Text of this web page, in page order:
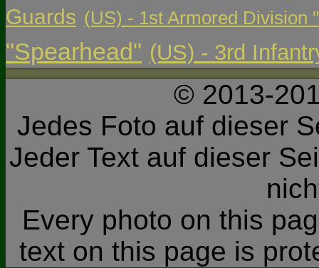
Guards (US) - 1st Armored Division
"Spearhead" (US) - 3rd
© 2013-
Jedes Foto auf dieser
Jeder Text auf dieser
Every photo on this
text on this page is